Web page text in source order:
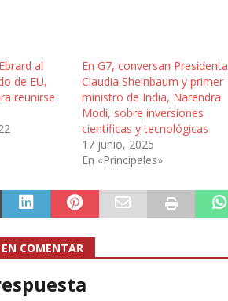
al
de EU,
reunirse
En G7, conversan Presidenta
Claudia Sheinbaum y primer
ministro de India, Narendra
Modi, sobre inversiones
científicas y tecnológicas
17 junio, 2025
En «Principales»
EN COMENTAR